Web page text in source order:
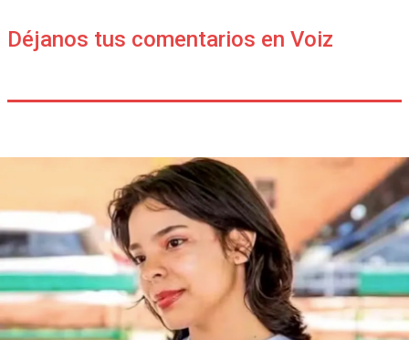
Déjanos tus comentarios en Voiz